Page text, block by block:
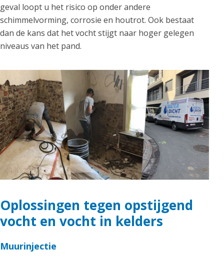
geval loopt u het risico op onder andere
schimmelvorming, corrosie en houtrot. Ook bestaat
dan de kans dat het vocht stijgt naar hoger gelegen
niveaus van het pand.
Oplossingen tegen opstijgend
vocht en vocht in kelders
Muurinjectie